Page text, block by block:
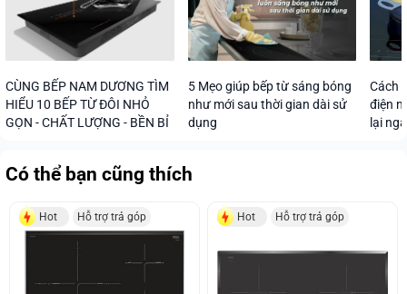
CÙNG BẾP NAM DƯƠNG TÌM
HIỂU 10 BẾP TỪ ĐÔI NHỎ
GỌN - CHẤT LƯỢNG - BỀN BỈ
5 Mẹo giúp bếp từ sáng bóng
như mới sau thời gian dài sử
dụng
Cách
điện
lại
Có thể bạn cũng thích
Hot Hỗ trợ trả góp Hot Hỗ trợ trả góp